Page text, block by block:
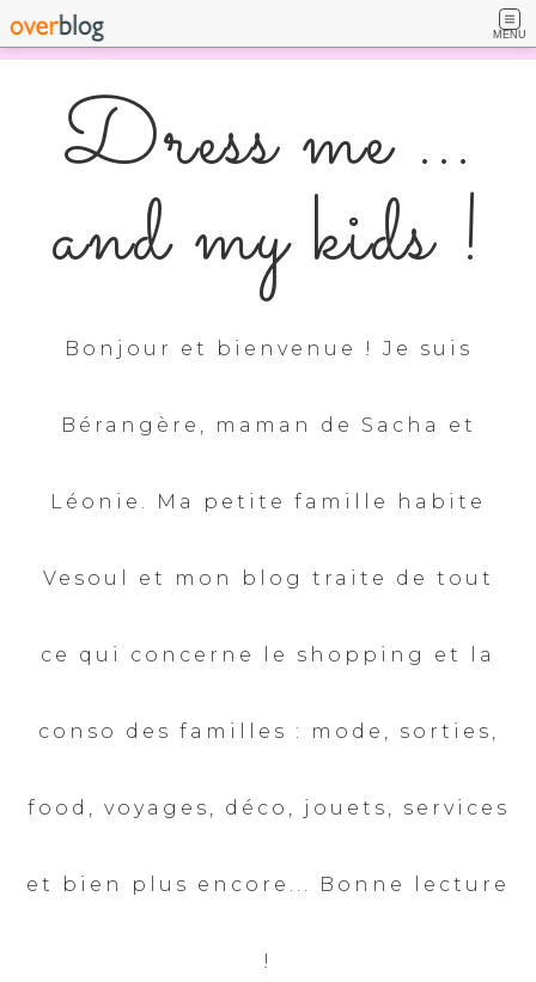
MENU
Dress me ...
and my kids !
Bonjour et bienvenue ! Je suis
Bérangère, maman de Sacha et
Léonie. Ma petite famille habite
Vesoul et mon blog traite de tout
ce qui concerne le shopping et la
conso des familles : mode, sorties,
food, voyages, déco, jouets, services
et bien plus encore... Bonne lecture
!